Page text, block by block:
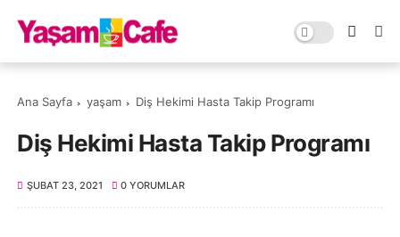
Ana Sayfa yaşam Diş Hekimi Hasta Takip Programı
Diş Hekimi Hasta Takip Programı
ŞUBAT 23, 2021 0 YORUMLAR